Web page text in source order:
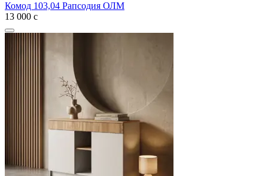
Комод 103,04 Рапсодия ОЛМ
13 000 с